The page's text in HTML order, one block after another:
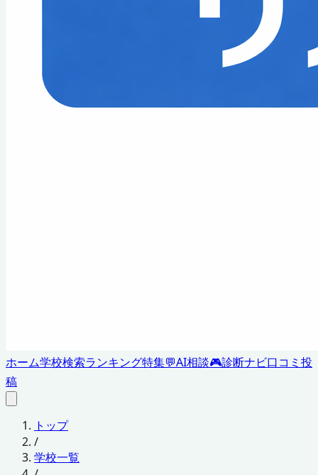
ホーム学校検索ランキング特集💬AI相談🎮診断ナビ口コミ投
稿
トップ
/
学校一覧